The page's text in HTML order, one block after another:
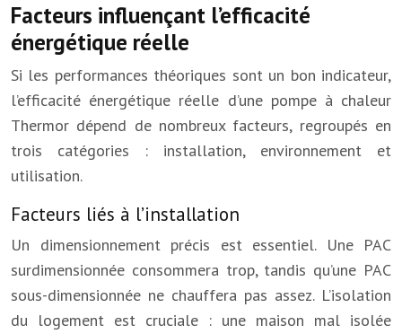
Facteurs influençant l’efficacité
énergétique réelle
Si les performances théoriques sont un bon indicateur,
l’efficacité énergétique réelle d’une pompe à chaleur
Thermor dépend de nombreux facteurs, regroupés en
trois catégories : installation, environnement et
utilisation.
Facteurs liés à l’installation
Un dimensionnement précis est essentiel. Une PAC
surdimensionnée consommera trop, tandis qu’une PAC
sous-dimensionnée ne chauffera pas assez. L’isolation
du logement est cruciale : une maison mal isolée